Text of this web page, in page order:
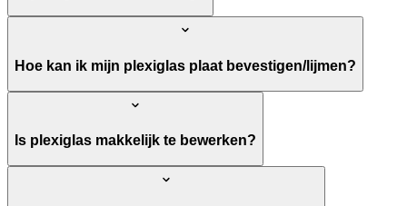
Hoe kan ik mijn plexiglas plaat bevestigen/lijmen?
Is plexiglas makkelijk te bewerken?